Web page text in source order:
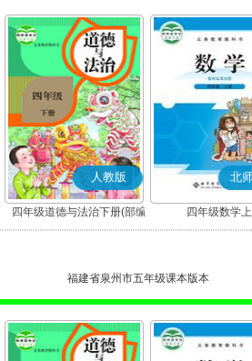
人教版
四年级道德与法治下册(部编
版)
北
四年级数学
福建省泉州市五年级课本版本